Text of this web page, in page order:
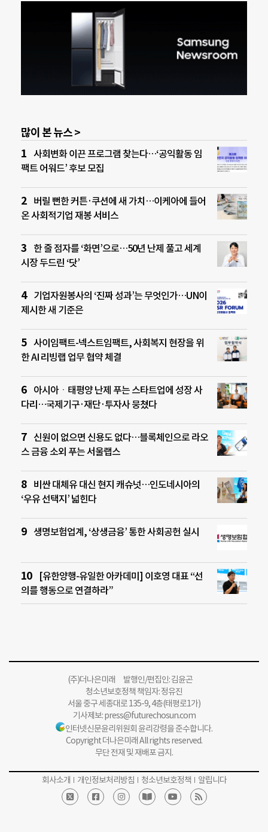
많이 본 뉴스 >
사회변화 이끈 프로그램 찾는다…‘공익활동 임
팩트 어워드’ 후보 모집
버릴 뻔한 커튼·쿠션에 새 가치…이케아에 들어
온 사회적기업 재봉 서비스
한 줄 점자를 ‘화면’으로…50년 난제 풀고 세계
시장 두드린 ‘닷’
기업자원봉사의 ‘진짜 성과’는 무엇인가…UN이
제시한 새 기준은
사이임팩트-넥스트임팩트, 사회복지 현장을 위
한 AI 리빙랩 업무 협약 체결
아시아ㆍ태평양 난제 푸는 스타트업에 성장 사
다리…국제기구·재단·투자사 뭉쳤다
신원이 없으면 신용도 없다…블록체인으로 라오
스 금융 소외 푸는 서울랩스
비싼 대체유 대신 현지 캐슈넛…인도네시아의
‘우유 선택지’ 넓힌다
생명보험업계, ‘상생금융’ 통한 사회공헌 실시
[유한양행-유일한 아카데미] 이호영 대표 “선
의를 행동으로 연결하라”
(주)더나은미래 발행인/편집인: 김윤곤
청소년보호정책 책임자: 정유진
서울 중구 세종대로 135-9, 4층(태평로1가)
기사제보:press@futurechosun.com
인터넷신문윤리위원회 윤리강령을 준수합니다.
Copyright 더나은미래 All rights reserved.
무단 전재 및 재배포 금지.
회사소개 개인정보처리방침 청소년보호정책 알립니다